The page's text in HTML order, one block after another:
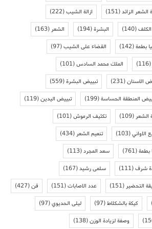
الشعر الزائد(151) ازالة الشيب(222)
الكلف(140) البشرة(194) الشعر(163)
بطمة(142) القضاء على الشيب(97)
(116) الملك محمد السادس(101)
الاسنان(231) تبييض البشرة(559)
المنطقة الحساسة(199) تبييض اليدين(119)
الشعر(109) تكثيف الرموش(101)
الاواني(103) تنعيم الشعر(434)
بطمة(761) سعد المجرد(113)
شرف(111) سلمى رشيد(167)
التحضير(151) عدد الاصابات(151) فن(427)
كيكة بالشكلاط(97) ليلى الحديوي(97)
وصفة لزيادة الوزن(138)